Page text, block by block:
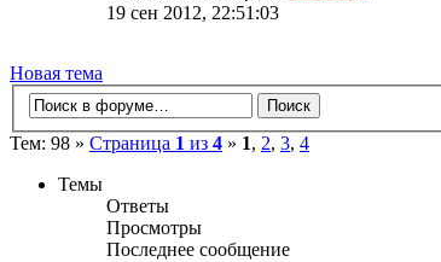
19 сен 2012, 22:51:03
Новая тема
Тем: 98 » Страница 1 из 4 » 1, 2, 3, 4
Темы
Ответы
Просмотры
Последнее сообщение